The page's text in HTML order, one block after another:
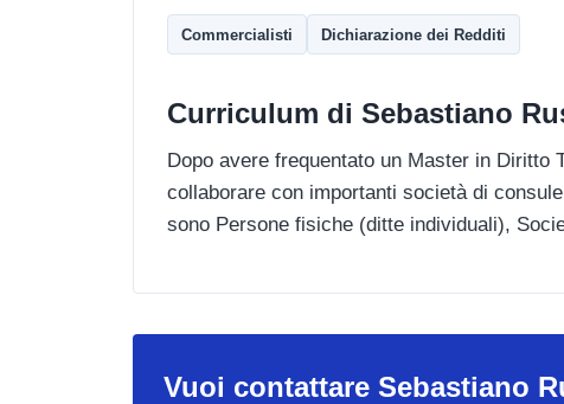
Commercialisti Dichiarazione dei Redditi
Curriculum di Sebastiano
Dopo avere frequentato un Master in Diritto
collaborare con importanti società di
sono Persone fisiche (ditte individuali),
Vuoi contattare Sebastiano